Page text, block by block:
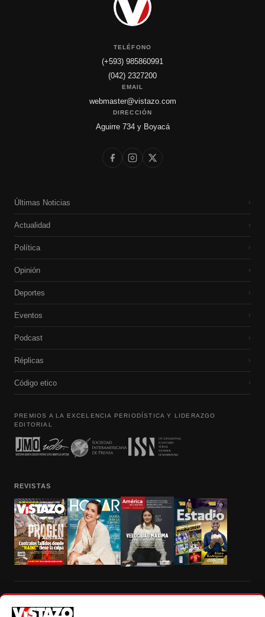
TELÉFONO
(+593) 985860991
(042) 2327200
EMAIL
webmaster@vistazo.com
DIRECCIÓN
Aguirre 734 y Boyacá
Últimas Noticias ›
Actualidad ›
Política ›
Opinión ›
Deportes ›
Eventos ›
Podcast ›
Réplicas ›
Código etico ›
PREMIOS A LA EXCELENCIA PERIODÍSTICA Y LIDERAZGO
EDITORIAL
REVISTAS
autorización escrita de su titular, de todos los contenidos de Vistazo.com.